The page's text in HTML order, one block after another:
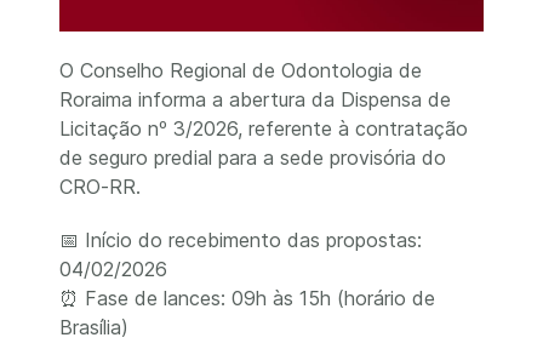
O Conselho Regional de Odontologia de
Roraima informa a abertura da Dispensa de
Licitação nº 3/2026, referente à contratação
de seguro predial para a sede provisória do
CRO-RR.
📅 Início do recebimento das propostas:
04/02/2026
⏰ Fase de lances: 09h às 15h (horário de
Brasília)